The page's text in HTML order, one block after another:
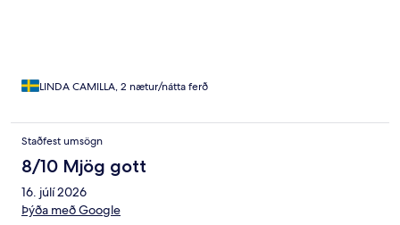
LINDA CAMILLA, 2 nætur/nátta ferð
Staðfest umsögn
8/10 Mjög gott
16. júlí 2026
Þýða með Google